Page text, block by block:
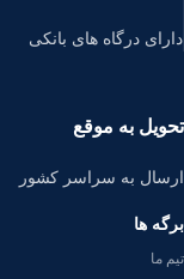
دارای درگاه های بانکی
تحویل به موقع
ارسال به سراسر کشور
برگه ها
تیم ما